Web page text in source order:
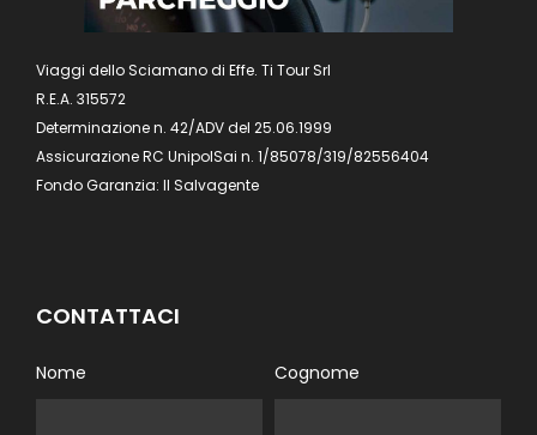
Viaggi dello Sciamano di Effe. Ti Tour Srl
R.E.A. 315572
Determinazione n. 42/ADV del 25.06.1999
Assicurazione RC UnipolSai n. 1/85078/319/82556404
Fondo Garanzia: Il Salvagente
CONTATTACI
Nome Cognome